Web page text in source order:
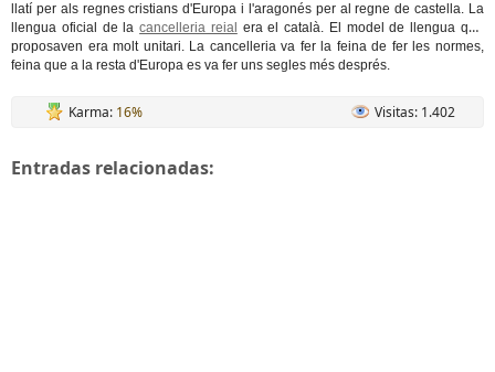
llatí per als regnes cristians d'Europa i l'aragonés per al regne de castella. La
llengua oficial de lacancelleria reial era el català. El model de llengua que
proposaven era molt unitari. La cancelleria va fer la feina de fer les normes,
feina que a la resta d'Europa es va fer uns segles més després.
Karma: 16% Visitas: 1.402
Entradas relacionadas: